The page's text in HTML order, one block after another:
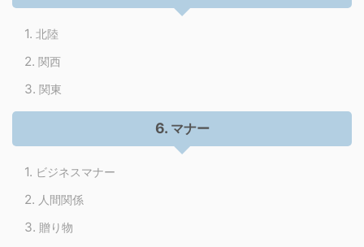
北陸
関西
関東
マナー
ビジネスマナー
人間関係
贈り物